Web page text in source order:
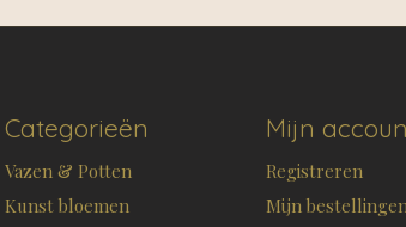
Categorieën
Vazen & Potten
Kunst bloemen
Mijn
Registreren
Mijn bestellingen